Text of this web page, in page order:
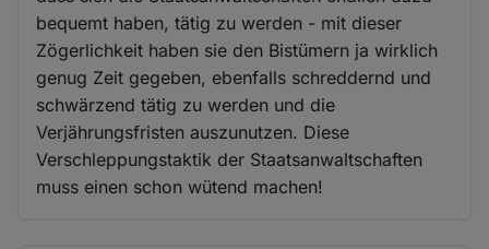
bequemt haben, tätig zu werden - mit dieser
Zögerlichkeit haben sie den Bistümern ja wirklich
genug Zeit gegeben, ebenfalls schreddernd und
schwärzend tätig zu werden und die
Verjährungsfristen auszunutzen. Diese
Verschleppungstaktik der Staatsanwaltschaften
muss einen schon wütend machen!